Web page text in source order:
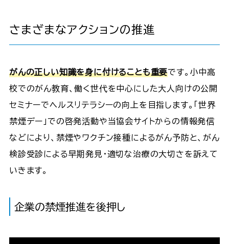
さまざまなアクションの推進
がんの正しい知識を身に付けることも重要です。小中高
校でのがん教育、働く世代を中心にした大人向けの公開
セミナーでヘルスリテラシーの向上を目指します。「世界
禁煙デー」での啓発活動や当協会サイトからの情報発信
などにより、禁煙やワクチン接種によるがん予防と、がん
検診受診による早期発見・適切な治療の大切さを訴えて
いきます。
企業の禁煙推進を後押し